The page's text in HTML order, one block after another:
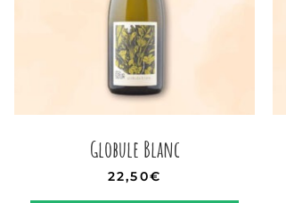
Globule Blanc
22,50€